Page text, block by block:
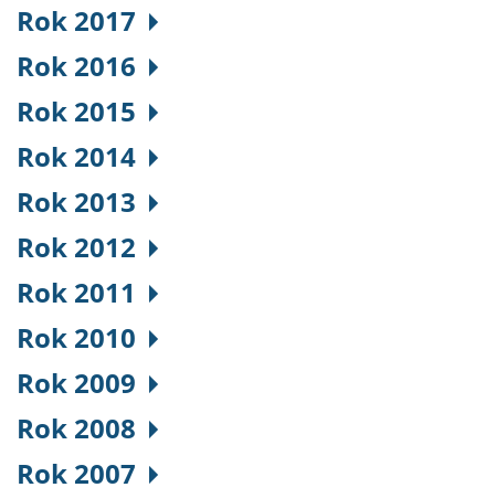
Rok 2017
Rok 2016
Rok 2015
Rok 2014
Rok 2013
Rok 2012
Rok 2011
Rok 2010
Rok 2009
Rok 2008
Rok 2007